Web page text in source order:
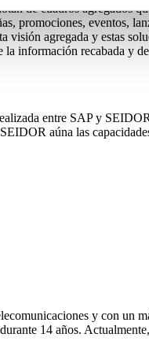
de cuadros
promociones, eventos,
agregada y estas
información recabada y
entre SAP y
aúna las
y con
14 años.